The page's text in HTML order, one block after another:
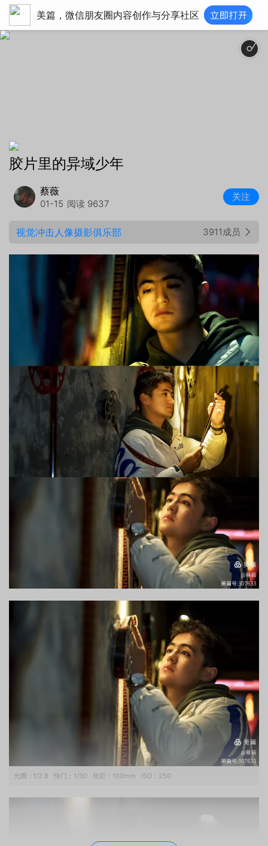
美篇，微信朋友圈内容创作与分享社区
胶片里的异域少年
蔡薇
01-15 阅读 9637
关注
视觉冲击人像摄影俱乐部 3911成员
光圈： f/2.8 快门： 1/30 焦距： 100mm ISO： 250
剧情